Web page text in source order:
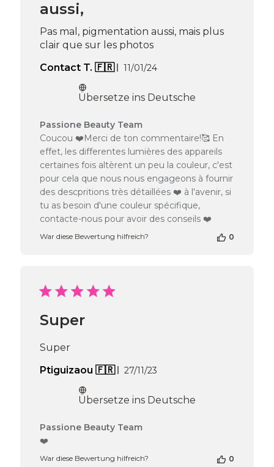
14
2024
aussi,
Pas mal, pigmentation aussi, mais plus
clair que sur les photos
Contact T. 🇫🇷
Veröffentlichungsdatum
11/01/24
Übersetze ins Deutsche
Kommentare
des
Shop-
Inhabers
zur
Bewertung
von
Passione
Beauty
am
Passione Beauty Team
Coucou ❤️Merci de ton commentaire!🥰 En
effet, les differentes lumières des appareils
certaines fois altèrent un peu la couleur, c'est
pour cela que nous nous engageons à fournir
des descpritions très détaillées ❤️ à l'avenir, si
tu as besoin d'une couleur spécifique,
contacte-nous pour avoir des conseils ❤️
War diese Bewertung hilfreich? 0
Super
Super
Ptiguizaou 🇫🇷
Veröffentlichungsdatum
27/11/23
Übersetze ins Deutsche
Kommentare
Inhabers
Passione Beauty Team
❤️
War diese Bewertung hilfreich? 0